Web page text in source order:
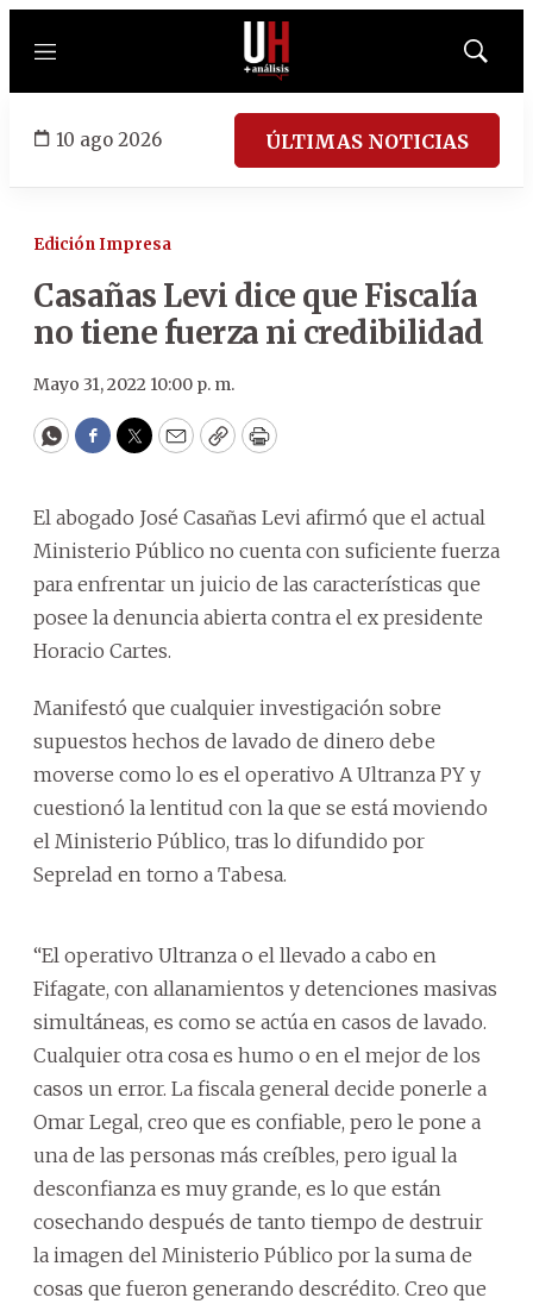
Menú
Mostrar
10 ago 2026 ÚLTIMAS NOTICIAS
Edición Impresa
Casañas Levi dice que Fiscalía
no tiene fuerza ni credibilidad
Mayo 31, 2022 10:00 p. m.
WhatsApp
Facebook
Twitter
EmailCopyPrint
El abogado José Casañas Levi afirmó que el actual
Ministerio Público no cuenta con suficiente fuerza
para enfrentar un juicio de las características que
posee la denuncia abierta contra el ex presidente
Horacio Cartes.
Manifestó que cualquier investigación sobre
supuestos hechos de lavado de dinero debe
moverse como lo es el operativo A Ultranza PY y
cuestionó la lentitud con la que se está moviendo
el Ministerio Público, tras lo difundido por
Seprelad en torno a Tabesa.
“El operativo Ultranza o el llevado a cabo en
Fifagate, con allanamientos y detenciones masivas
simultáneas, es como se actúa en casos de lavado.
Cualquier otra cosa es humo o en el mejor de los
casos un error. La fiscala general decide ponerle a
Omar Legal, creo que es confiable, pero le pone a
una de las personas más creíbles, pero igual la
desconfianza es muy grande, es lo que están
cosechando después de tanto tiempo de destruir
la imagen del Ministerio Público por la suma de
cosas que fueron generando descrédito. Creo que